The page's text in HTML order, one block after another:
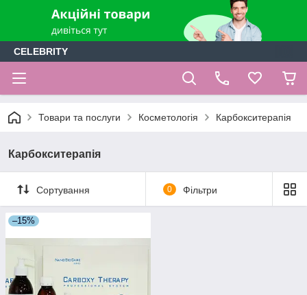
CELEBRITY
Товари та послуги Косметологія Карбокситерапія
Карбокситерапія
Сортування 0 Фільтри
–15%